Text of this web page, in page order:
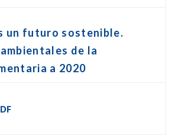
un futuro sostenible.
de la
a 2020